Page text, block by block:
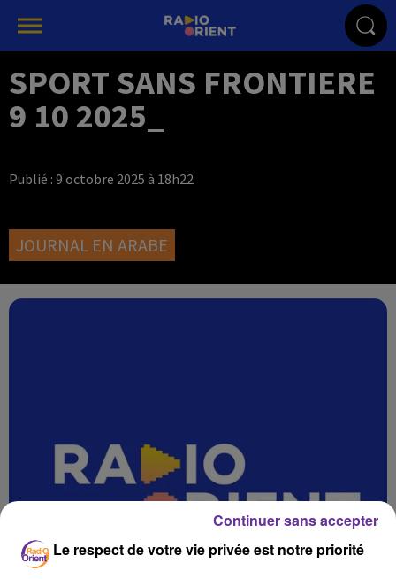
SPORT SANS FRONTIERE
9 10 2025_
Publié : 9 octobre 2025 à 18h22
JOURNAL EN ARABE
Le respect de votre vie privée est notre priorité
Continuer sans accepter